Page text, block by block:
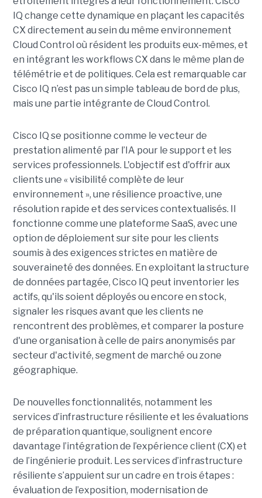
IQ change cette dynamique en plaçant les capacités
CX directement au sein du même environnement
Cloud Control où résident les produits eux-mêmes, et
en intégrant les workflows CX dans le même plan de
télémétrie et de politiques. Cela est remarquable car
Cisco IQ n’est pas un simple tableau de bord de plus,
mais une partie intégrante de Cloud Control.
Cisco IQ se positionne comme le vecteur de
prestation alimenté par l’IA pour le support et les
services professionnels. L'objectif est d'offrir aux
clients une « visibilité complète de leur
environnement », une résilience proactive, une
résolution rapide et des services contextualisés. Il
fonctionne comme une plateforme SaaS, avec une
option de déploiement sur site pour les clients
soumis à des exigences strictes en matière de
souveraineté des données. En exploitant la structure
de données partagée, Cisco IQ peut inventorier les
actifs, qu'ils soient déployés ou encore en stock,
signaler les risques avant que les clients ne
rencontrent des problèmes, et comparer la posture
d'une organisation à celle de pairs anonymisés par
secteur d'activité, segment de marché ou zone
géographique.
De nouvelles fonctionnalités, notamment les
services d’infrastructure résiliente et les évaluations
de préparation quantique, soulignent encore
davantage l’intégration de l’expérience client (CX) et
de l’ingénierie produit. Les services d’infrastructure
résiliente s’appuient sur un cadre en trois étapes :
évaluation de l’exposition, modernisation de